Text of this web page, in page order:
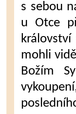
s se­bou
u Otce
mohli
Božím